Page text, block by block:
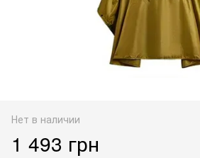
Нет в наличии
1 493 грн